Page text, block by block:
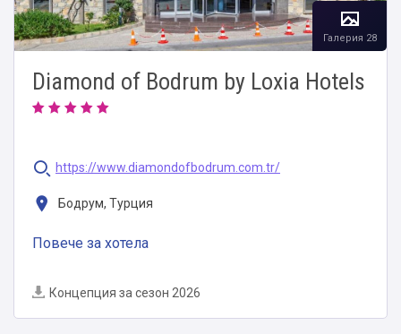
Diamond of Bodrum by Loxia Hotels
https://www.diamondofbodrum.com.tr/
Бодрум, Турция
Повече за хотела
Концепция за сезон 2026
Галерия 28